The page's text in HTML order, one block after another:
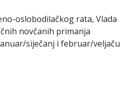
oslobodilačkog rata, Vlada
novčanih primanja
siječanj i februar/veljaču